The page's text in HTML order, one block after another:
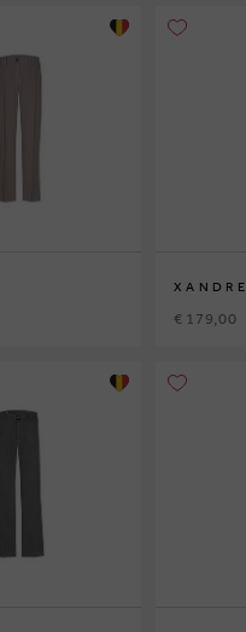
€ 179,00